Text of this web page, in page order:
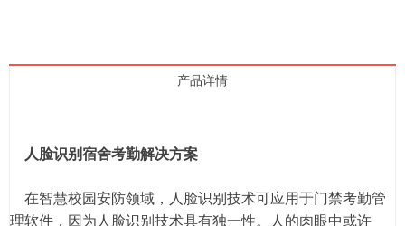
产品详情
人脸识别宿舍考勤解决方案
在智慧校园安防领域，人脸识别技术可应用于门禁考勤管
理软件，因为人脸识别技术具有独一性。人的肉眼中或许